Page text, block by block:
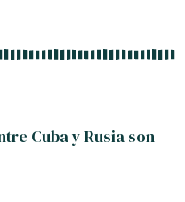
Cuba y Rusia son